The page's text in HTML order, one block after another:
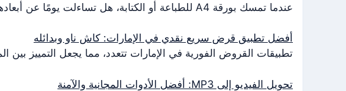
عندما تمسك بورقة A4 للطباعة أو الكتابة، هل تساءلت يومًا عن أبعادها المضبوطة؟ يحدد معيار ISO 216 الدولي أبعاد ورق A4 بـ…
أفضل تطبيق قرض سريع نقدي في الإمارات: كاش ناو وبدائله
تطبيقات القروض الفورية في الإمارات تتعدد، مما يجعل التمييز
تحويل الفيديو إلى MP3: أفضل الأدوات المجانية والآمنة